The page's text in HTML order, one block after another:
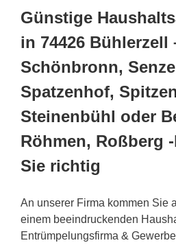
Günstige
in 74426 Bühlerzell
Schönbronn,
Spatzenhof,
Steinenbühl oder
Röhmen, Roßberg
Sie richtig
An unserer Firma kommen Sie
einem beeindruckenden
Entrümpelungsfirma &